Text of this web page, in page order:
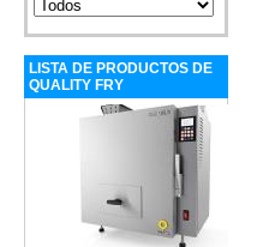
LISTA DE PRODUCTOS DE
QUALITY FRY